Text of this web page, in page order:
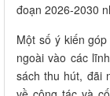
đoạn 2026-2030
Một số ý kiến
ngoài vào các
sách thu hút, đãi